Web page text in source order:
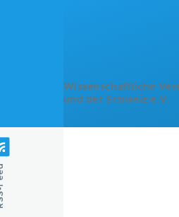
Wissenschaftliche
und der Schweiz e.V.